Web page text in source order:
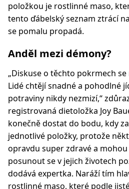
položkou je rostlinné maso,
tento ďábelský seznam ztrácí
se pomalu propadá.
Anděl mezi démony?
„Diskuse o těchto pokrmech
Lidé chtějí snadné a pohodlné
potraviny nikdy nezmizí,“
registrovaná dietoložka Joy
konečně dostat do bodu, kdy
jednotlivé položky, protože
opravdu super zdravé a
posunout se v jejich životech
dodává expertka. Naráží tím
rostlinné maso, které podle